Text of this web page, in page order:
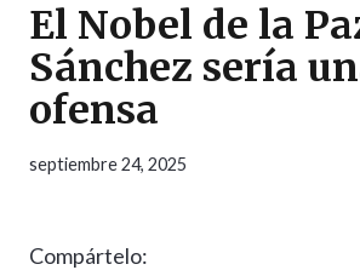
El Nobel de la
Sánchez sería
ofensa
septiembre 24, 2025
Compártelo: